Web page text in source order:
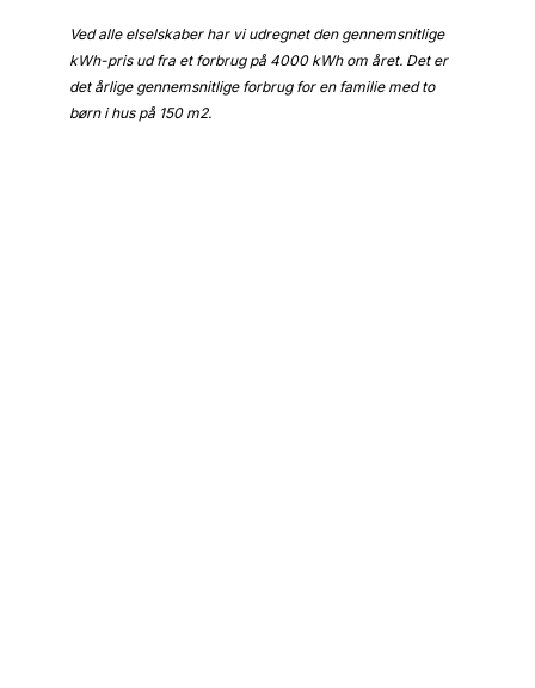
Ved alle elselskaber har vi udregnet den gennemsnitlige
kWh-pris ud fra et forbrug på 4000 kWh om året. Det er
det årlige gennemsnitlige forbrug for en familie med to
børn i hus på 150 m2.